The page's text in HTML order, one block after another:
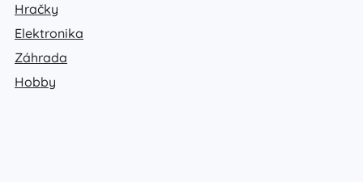
Hračky
Elektronika
Záhrada
Hobby